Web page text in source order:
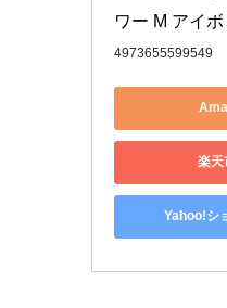
ワー M アイ
4973655599549
楽天
Yahoo!シ